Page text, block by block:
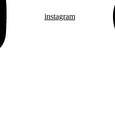
instagram